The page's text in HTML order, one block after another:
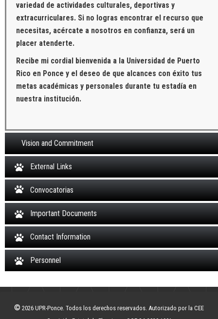
variedad de actividades culturales, deportivas y
extracurriculares. Si no logras encontrar el recurso que
necesitas, acércate a nosotros en confianza, será un
placer atenderte.
Recibe mi cordial bienvenida a la Universidad de Puerto
Rico en Ponce y el deseo de que alcances con éxito tus
metas académicas y personales durante tu estadía en
nuestra institución.
Vision and Commitment
External Links
Convocatorias
Important Documents
Contact Information
Personnel
© 2026 UPR-Ponce. Todos los derechos reservados. Autorizado por la CEE